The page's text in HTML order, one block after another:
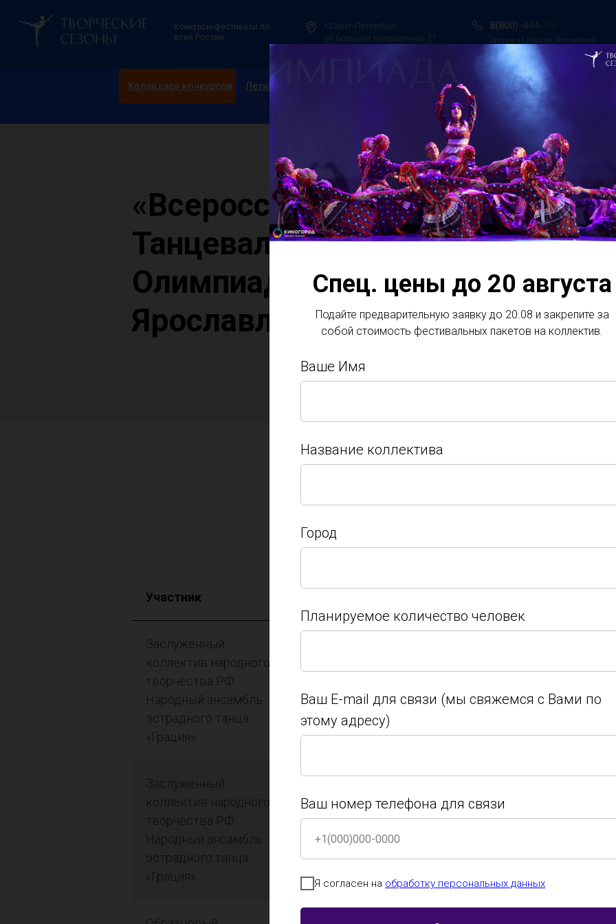
Подать заявку
Ваш E-mail для связи (мы свяжемся с Вами по
Ваш номер телефона для связи
Конкурсы-фестивали по
всей России
Звонок по России бесплатный
г.Санкт-Петербург,
ул.Большая Конюшенная 27
8(800)-444-10-21
Календарь конкурсов
Итоги конкурсов
Всероссийская танцевальная Олимпиада
Летние смены в Сочи
«Всероссийская
Танцевальная
Олимпиада.
Ярославль»
Отборочный этап
Олимпиада.
конкурсной сцене
номера из разных
окончанию
коллективы были
который пройдет в
Итоги 2023 (31.10.23)
Участник
Заслуженный
коллектив народного
творчества РФ
Народный ансамбль
эстрадного танца
«Грация»
Заслуженный
коллектив народного
творчества РФ
Народный ансамбль
эстрадного танца
«Грация»
Спец. цены до 20 августа
Подайте предварительную заявку до 20.08 и закрепите за
собой стоимость фестивальных пакетов на коллектив.
Ваше Имя
Название коллектива
Город
Планируемое количество человек
Ваш E-mail для связи (мы свяжемся с Вами по
этому адресу)
Ваш номер телефона для связи
Я согласен на обработку персональных данных